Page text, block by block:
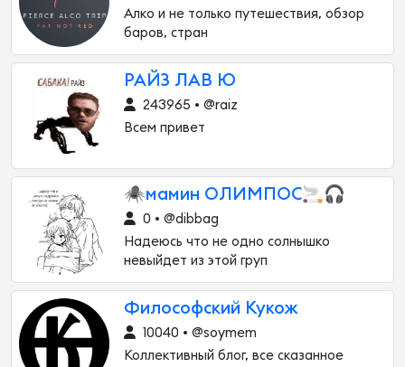
Алко и не только путешествия, обзор
баров, стран
РАЙЗ ЛАВ Ю
243965 • @raiz
Всем привет
🕷мамин ОЛИМПОС🚬🎧
0 • @dibbag
Надеюсь что не одно солнышко
невыйдет из этой груп
Философский Кукож
10040 • @soymem
Коллективный блог, все сказанное